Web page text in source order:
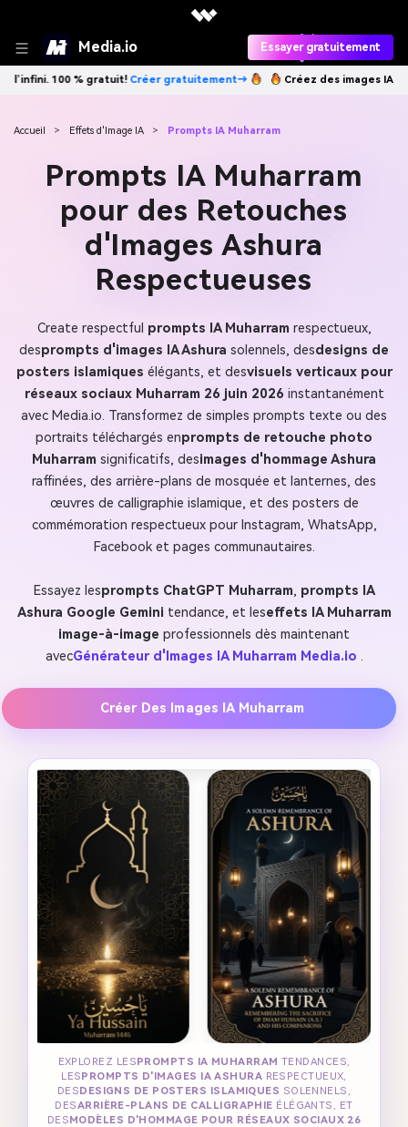
Media.io Essayer gratuitement
Créez des images IA à l’infini. 100 % gratuit!Créer gratuitement→
Accueil > Effets d'Image IA > Prompts IA Muharram
Prompts IA Muharram
pour des Retouches
d'Images Ashura
Respectueuses
Create respectful prompts IA Muharram respectueux,
desprompts d'images IA Ashura solennels, desdesigns de
posters islamiques élégants, et desvisuels verticaux pour
réseaux sociaux Muharram 26 juin 2026 instantanément
avec Media.io. Transformez de simples prompts texte ou des
portraits téléchargés enprompts de retouche photo
Muharram significatifs, desimages d'hommage Ashura
raffinées, des arrière-plans de mosquée et lanternes, des
œuvres de calligraphie islamique, et des posters de
commémoration respectueux pour Instagram, WhatsApp,
Facebook et pages communautaires.
Essayez lesprompts ChatGPT Muharram, prompts IA
Ashura Google Gemini tendance, et leseffets IA Muharram
image-à-image professionnels dès maintenant
avecGénérateur d'Images IA Muharram Media.io .
Créer Des Images IA Muharram
EXPLOREZ LESPROMPTS IA MUHARRAM TENDANCES,
LESPROMPTS D'IMAGES IA ASHURA RESPECTUEUX,
DESDESIGNS DE POSTERS ISLAMIQUES SOLENNELS,
DESARRIÈRE-PLANS DE CALLIGRAPHIE ÉLÉGANTS, ET
DESMODÈLES D'HOMMAGE POUR RÉSEAUX SOCIAUX 26